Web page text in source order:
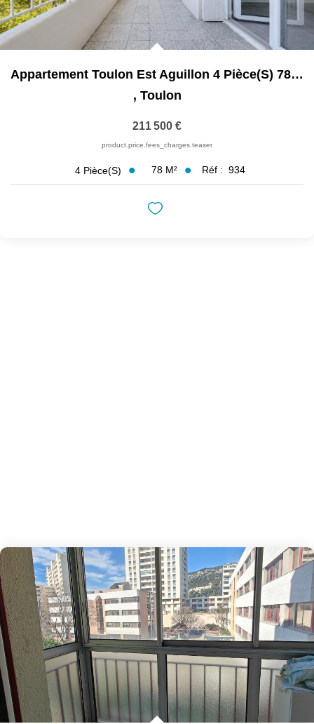
Appartement Toulon Est Aguillon 4 Pièce(s) 78 M2 Avec Deux...
, Toulon
211 500 €
product.price.fees_charges.teaser
4 Pièce(s) 78 M² Réf : 934